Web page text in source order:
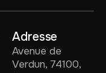
Adresse
Avenue de
Verdun, 74100,